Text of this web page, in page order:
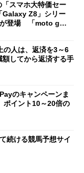
スマホ大特価セー
Galaxy Z8」シリー
が登場 「moto g37
の人は、返済を3～6
してから返済する手
のキャンペーンま
イント10～20倍の
続ける競馬予想サイ